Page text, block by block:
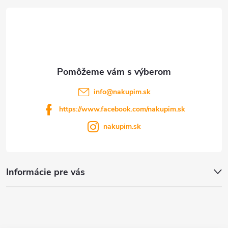
Informácie pre vás
info@nakupim.sk
https://www.facebook.com/nakupim.sk
nakupim.sk